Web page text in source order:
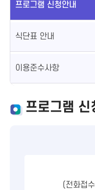
프로그램 신청안내
식단표 안내
이용준수사항
프로그램 신
(전화접